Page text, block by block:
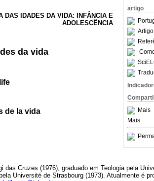
artigo
Mais
Mais
DAS IDADES DA VIDA: INFÂNCIA E
ADOLESCÊNCIA
da vida
de la vida
das Cruzes (1976), graduado em Teologia pela
Université de Strasbourg (1973). Atualmente é